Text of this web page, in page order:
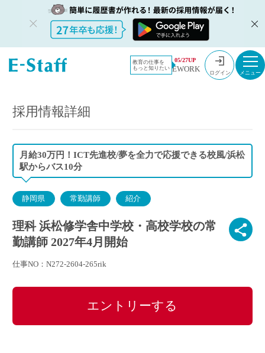
教育の仕事を
もっと知りたい
05/27UP
EWORK ログイン
教員採用情
報のイー・
採用情報
理科 浜松修学舎中学校・高校学校の常勤講師 2027年4月開始
採用情報詳細
月給30万円！ICT先進校/夢を全力で応援できる校風/浜松
駅からバス10分
静岡県 常勤講師 紹介
理科 浜松修学舎中学校・高校学校の常
勤講師 2027年4月開始
仕事NO：N272-2604-265rik
エントリーする